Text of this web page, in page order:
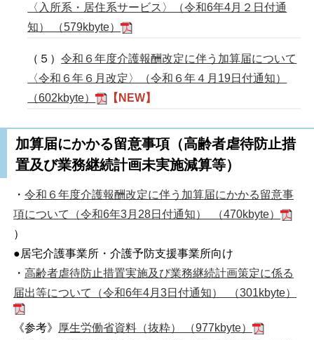
〈入所系・居住系サービス〉（令和6年4月２日付通
知） （579kbyte）
（５）令和６年度介護報酬改定に伴う加算届について
〈令和６年６月改定〉（令和６年４月19日付通知）
（602kbyte）
【NEW】
加算届にかかる留意事項（高齢者虐待防止措
置及び業務継続計画未実施減算等）
・令和６年度介護報酬改定に伴う加算届にかかる留意事
項について（令和6年3月28日付通知） （470kbyte）
）
●居宅介護事業所・介護予防支援事業所向け
・高齢者虐待防止措置実施及び業務継続計画策定に係る
届出等について（令和6年4月3日付通知） （301kbyte）
《参考》
厚生労働省資料（抜粋） （977kbyte）